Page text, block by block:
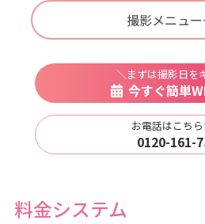
撮影メニュ
＼まずは撮影日を
今すぐ簡単
お電話はこち
0120-161-
料金システム